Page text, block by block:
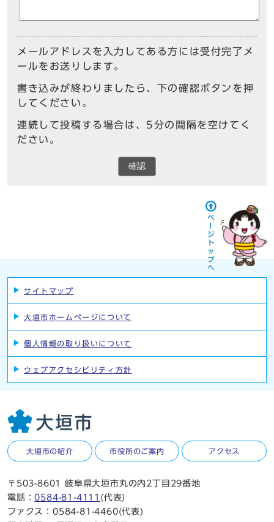
メールアドレスを入力してある方には受付完了メ
ールをお送りします。
書き込みが終わりましたら、下の確認ボタンを押
してください。
連続して投稿する場合は、5分の間隔を空けてく
ださい。
確認
サイトマップ
大垣市ホームページについて
個人情報の取り扱いについて
ウェブアクセシビリティ方針
大垣市の紹介 市役所のご案内 アクセス
〒503-8601 岐阜県大垣市丸の内2丁目29番地
電話：0584-81-4111 (代表)
ファクス：0584-81-4460(代表)